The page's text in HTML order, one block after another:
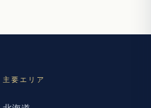
主要エリア